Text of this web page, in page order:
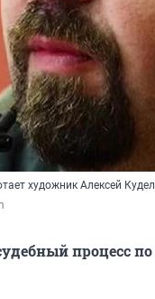
художник Алексей
процесс по